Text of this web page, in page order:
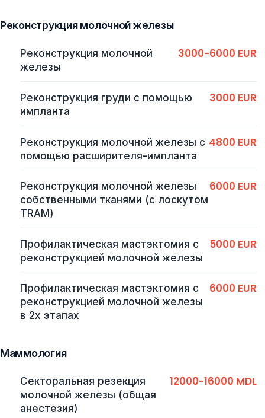
Реконструкция молочной железы
Реконструкция молочной
железы
3000-6000 EUR
Реконструкция груди с помощью
импланта
3000 EUR
Реконструкция молочной железы с
помощью расширителя-импланта
4800 EUR
Реконструкция молочной железы
собственными тканями (с лоскутом
TRAM)
6000 EUR
Профилактическая мастэктомия с
реконструкцией молочной железы
5000 EUR
Профилактическая мастэктомия с
реконструкцией молочной железы
в 2х этапах
6000 EUR
Маммология
Секторальная резекция
молочной железы (общая
анестезия)
12000-16000 MDL